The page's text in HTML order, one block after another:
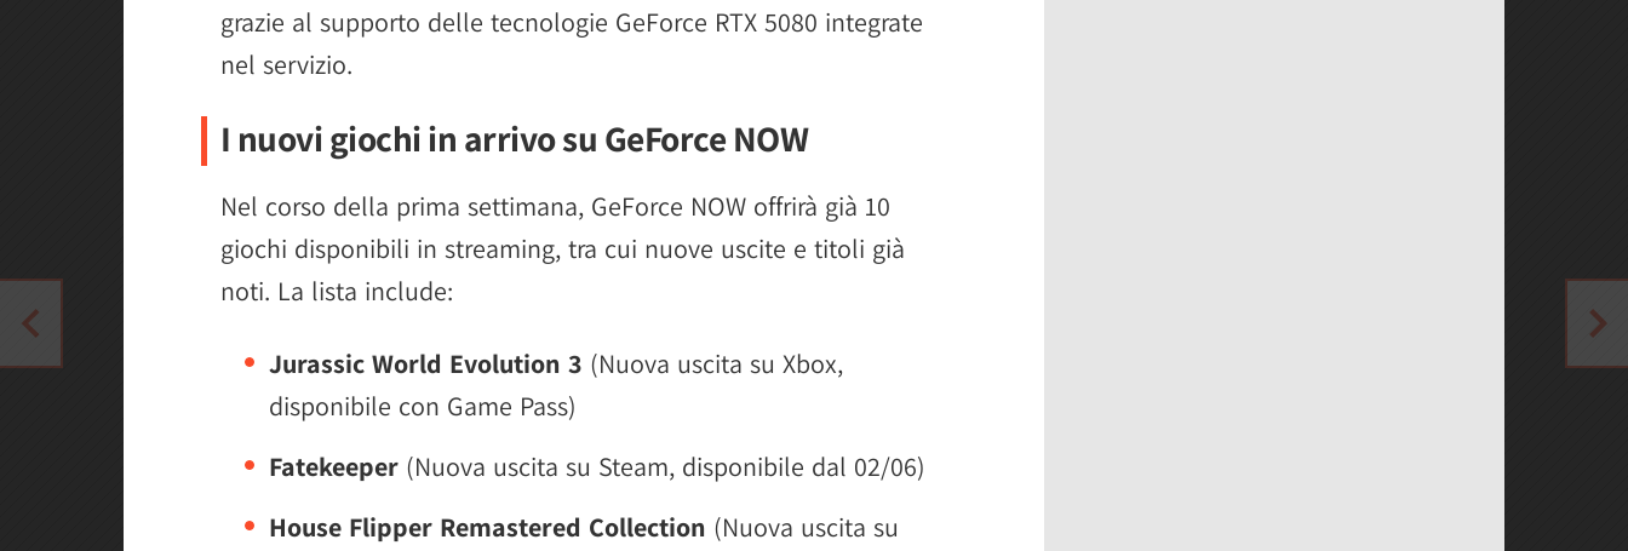
grazie al supporto delle tecnologie GeForce RTX 5080 integrate
nel servizio.
I nuovi giochi in arrivo su GeForce NOW
Nel corso della prima settimana, GeForce NOW offrirà già 10
giochi disponibili in streaming, tra cui nuove uscite e titoli già
noti. La lista include:
Jurassic World Evolution 3 (Nuova uscita su Xbox,
disponibile con Game Pass)
Fatekeeper (Nuova uscita su Steam, disponibile dal 02/06)
House Flipper Remastered Collection (Nuova uscita su